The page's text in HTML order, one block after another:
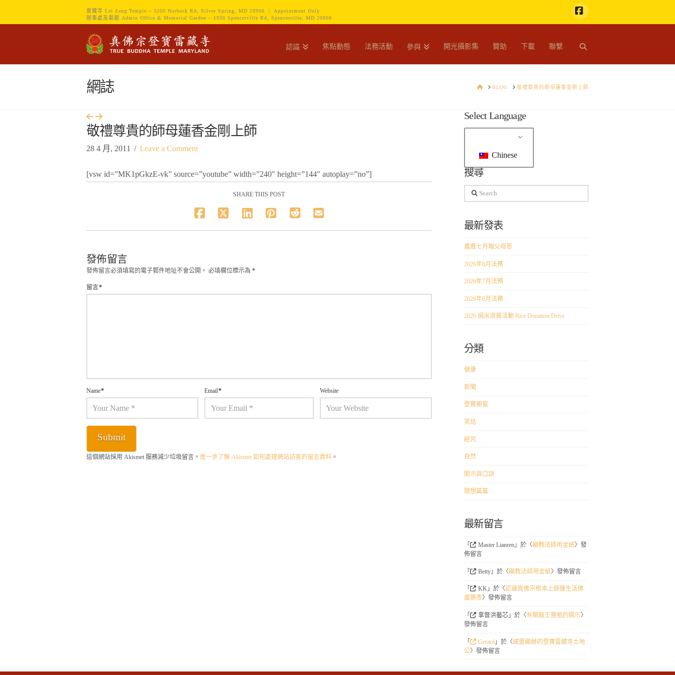
雷藏寺 Lei Zang Temple – 3200 Norbeck Rd, Silver Spring, MD 20906 ｜ Appointment Only
辦事處及墓園 Admin Office & Memorial Garden – 1930 Spencerville Rd, Spencerville, MD 20868
Facebook
認識 焦點動態 法務活動 參與 開光攝影集 贊助 下載 聯繫
網誌 HOMEBLOG 敬禮尊貴的師母蓮香金剛上師
敬禮尊貴的師母蓮香金剛上師
28 4 月, 2011 Leave a Comment
[vsw id=”MK1pGkzE-vk” source=”youtube” width=”240″ height=”144″ autoplay=”no”]
SHARE THIS POST
發佈留言
發佈留言必須填寫的電子郵件地址不會公開。 必填欄位標示為 *
留言*
Name* Email* Website
這個網站採用 Akismet 服務減少垃圾留言。 進一步了解 Akismet 如何處理網站訪客的留言資料 。
Select Language
Chinese
搜尋
Search
最新發表
農曆七月報父母恩
2026年8月法務
2026年7月法務
2026年6月法務
2026 捐米濟貧活動 Rice Donation Drive
分類
健康
新聞
登寶櫥窗
笑話
經咒
自然
開示與口訣
隨想篇篇
最新留言
「 Master Lianren」於〈顯教法師用金紙〉發
佈留言
「 Betty」於〈顯教法師用金紙〉發佈留言
「 KK」於〈認識真佛宗根本上師蓮生活佛
盧勝彥〉發佈留言
「 拿督洪藝芯」於〈有關龍王寶瓶的開示〉
發佈留言
「 Gerard」於〈威靈顯赫的登寶雷藏寺土地
公〉發佈留言